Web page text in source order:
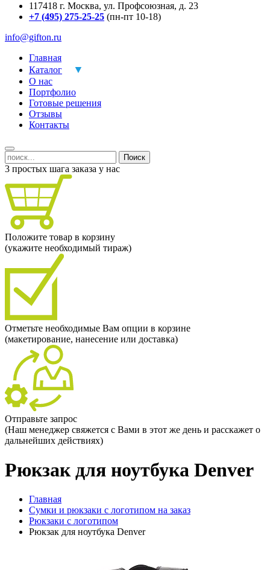
117418 г. Москва, ул. Профсоюзная, д. 23
+7 (495) 275-25-25 (пн-пт 10-18)
info@gifton.ru
Главная
Каталог
О нас
Портфолио
Готовые решения
Отзывы
Контакты
Поиск
3 простых шага заказа у нас
Положите товар в корзину
(укажите необходимый тираж)
Отметьте необходимые Вам опции в корзине
(макетирование, нанесение или доставка)
Отправьте запрос
(Наш менеджер свяжется с Вами в этот же день и расскажет о
дальнейших действиях)
Рюкзак для ноутбука Denver
Главная
Сумки и рюкзаки с логотипом на заказ
Рюкзаки с логотипом
Рюкзак для ноутбука Denver